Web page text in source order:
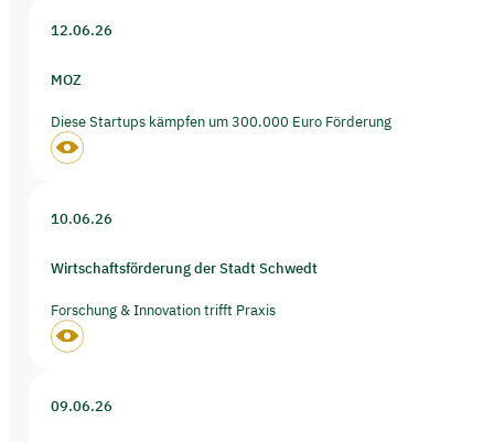
12.06.26
MOZ
Diese Startups kämpfen um 300.000 Euro Förderung
10.06.26
Wirtschaftsförderung der Stadt Schwedt
Forschung & Innovation trifft Praxis
09.06.26